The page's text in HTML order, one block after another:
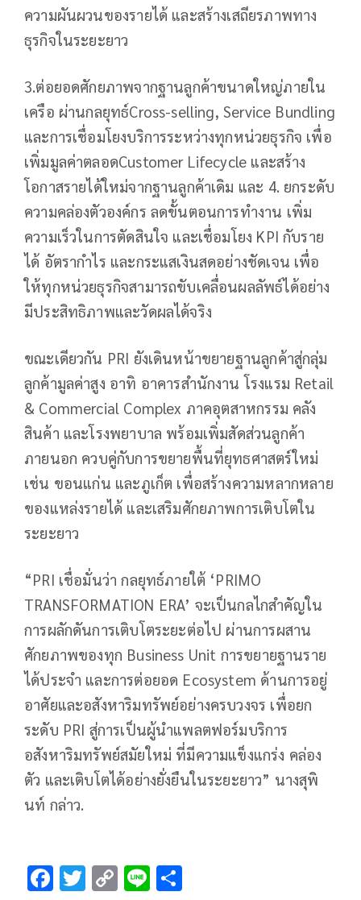
ความผันผวนของรายได้ และสร้างเสถียรภาพทาง
ธุรกิจในระยะยาว
3.ต่อยอดศักยภาพจากฐานลูกค้าขนาดใหญ่ภายใน
เครือ ผ่านกลยุทธ์Cross-selling, Service Bundling
และการเชื่อมโยงบริการระหว่างทุกหน่วยธุรกิจ เพื่อ
เพิ่มมูลค่าตลอดCustomer Lifecycle และสร้าง
โอกาสรายได้ใหม่จากฐานลูกค้าเดิม และ 4. ยกระดับ
ความคล่องตัวองค์กร ลดขั้นตอนการทำงาน เพิ่ม
ความเร็วในการตัดสินใจ และเชื่อมโยง KPI กับราย
ได้ อัตรากำไร และกระแสเงินสดอย่างชัดเจน เพื่อ
ให้ทุกหน่วยธุรกิจสามารถขับเคลื่อนผลลัพธ์ได้อย่าง
มีประสิทธิภาพและวัดผลได้จริง
ขณะเดียวกัน PRI ยังเดินหน้าขยายฐานลูกค้าสู่กลุ่ม
ลูกค้ามูลค่าสูง อาทิ อาคารสำนักงาน โรงแรม Retail
& Commercial Complex ภาคอุตสาหกรรม คลัง
สินค้า และโรงพยาบาล พร้อมเพิ่มสัดส่วนลูกค้า
ภายนอก ควบคู่กับการขยายพื้นที่ยุทธศาสตร์ใหม่
เช่น ขอนแก่น และภูเก็ต เพื่อสร้างความหลากหลาย
ของแหล่งรายได้ และเสริมศักยภาพการเติบโตใน
ระยะยาว
“PRI เชื่อมั่นว่า กลยุทธ์ภายใต้ ‘PRIMO
TRANSFORMATION ERA’ จะเป็นกลไกสำคัญใน
การผลักดันการเติบโตระยะต่อไป ผ่านการผสาน
ศักยภาพของทุก Business Unit การขยายฐานราย
ได้ประจำ และการต่อยอด Ecosystem ด้านการอยู่
อาศัยและอสังหาริมทรัพย์อย่างครบวงจร เพื่อยก
ระดับ PRI สู่การเป็นผู้นำแพลตฟอร์มบริการ
อสังหาริมทรัพย์สมัยใหม่ ที่มีความแข็งแกร่ง คล่อง
ตัว และเติบโตได้อย่างยั่งยืนในระยะยาว” นางสุพิ
นท์ กล่าว.
F T C Li